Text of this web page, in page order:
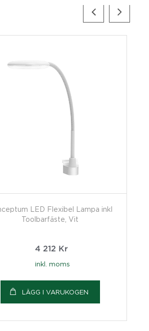
LED Flexibel Lampa inkl
Toolbarfäste, Vit
4 212 Kr
inkl. moms
LÄGG I VARUKOGEN